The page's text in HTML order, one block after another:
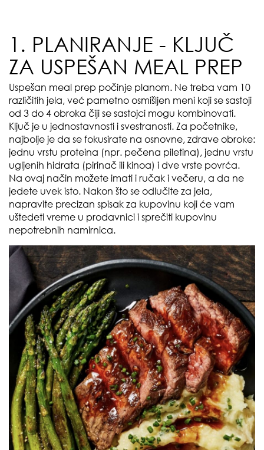
1. PLANIRANJE - KLJUČ
ZA USPEŠAN MEAL PREP
Uspešan meal prep počinje planom. Ne treba vam 10
različitih jela, već pametno osmišljen meni koji se sastoji
od 3 do 4 obroka čiji se sastojci mogu kombinovati.
Ključ je u jednostavnosti i svestranosti. Za početnike,
najbolje je da se fokusirate na osnovne, zdrave obroke:
jednu vrstu proteina (npr. pečena piletina), jednu vrstu
ugljenih hidrata (pirinač ili kinoa) i dve vrste povrća.
Na ovaj način možete imati i ručak i večeru, a da ne
jedete uvek isto. Nakon što se odlučite za jela,
napravite precizan spisak za kupovinu koji će vam
uštedeti vreme u prodavnici i sprečiti kupovinu
nepotrebnih namirnica.